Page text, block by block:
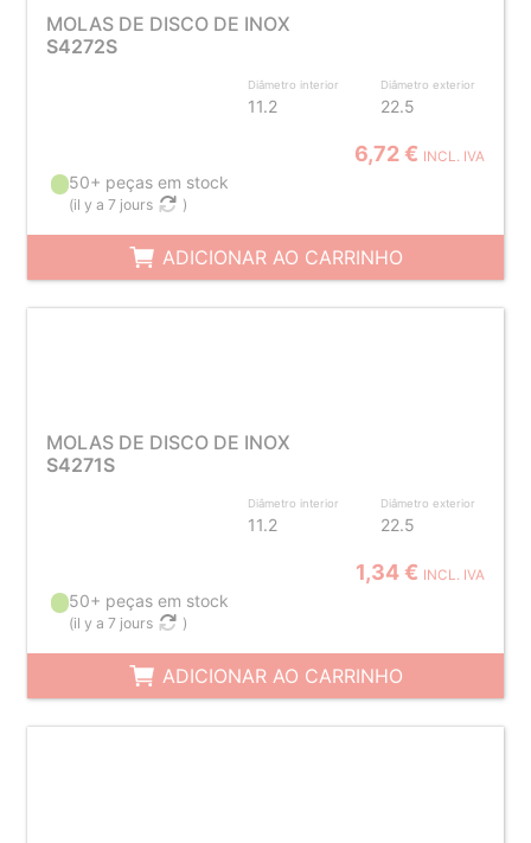
MOLAS DE DISCO DE INOX
S4272S
Diâmetro interior
11.2
Diâmetro exterior
22.5
6,72 € INCL. IVA
50+ peças em stock
(il y a 7 jours )
ADICIONAR AO CARRINHO
MOLAS DE DISCO DE INOX
S4271S
Diâmetro interior
11.2
Diâmetro exterior
22.5
1,34 € INCL. IVA
50+ peças em stock
(il y a 7 jours )
ADICIONAR AO CARRINHO